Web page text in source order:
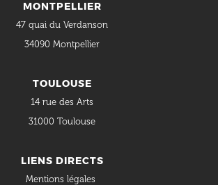
MONTPELLIER
47 quai du Verdanson
34090 Montpellier
TOULOUSE
14 rue des Arts
31000 Toulouse
LIENS DIRECTS
Mentions légales